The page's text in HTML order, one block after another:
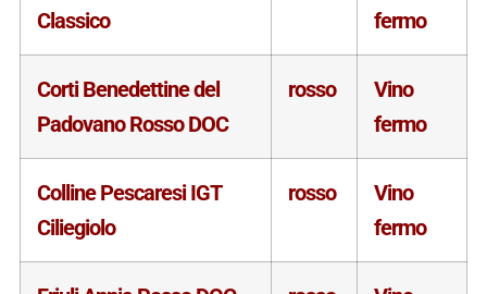
Classico
fermo
Corti Benedettine del
Padovano Rosso DOC
rosso
Vino
fermo
Colline Pescaresi IGT
Ciliegiolo
rosso
Vino
fermo